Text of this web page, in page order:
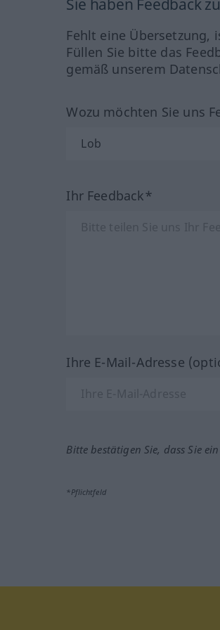
Sie haben Feedback
Fehlt eine Übersetzung,
Füllen Sie bitte das
gemäß unserem
Wozu möchten Sie uns
Ihr Feedback*
Ihre E-Mail-Adresse
Bitte bestätigen Sie, dass Sie
*Pflichtfeld